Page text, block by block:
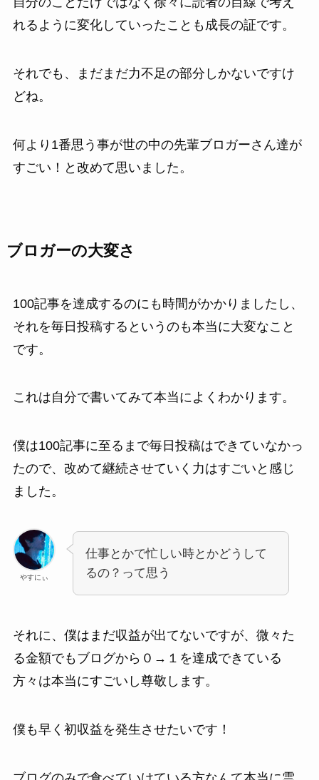
れるように変化していったことも成長の証です。
それでも、まだまだ力不足の部分しかないですけ
どね。
何より1番思う事が世の中の先輩ブロガーさん達が
すごい！と改めて思いました。
ブロガーの大変さ
100記事を達成するのにも時間がかかりましたし、
それを毎日投稿するというのも本当に大変なこと
です。
これは自分で書いてみて本当によくわかります。
僕は100記事に至るまで毎日投稿はできていなかっ
たので、改めて継続させていく力はすごいと感じ
ました。
やすにぃ
仕事とかで忙しい時とかどうして
るの？って思う
それに、僕はまだ収益が出てないですが、微々た
る金額でもブログから０→１を達成できている
方々は本当にすごいし尊敬します。
僕も早く初収益を発生させたいです！